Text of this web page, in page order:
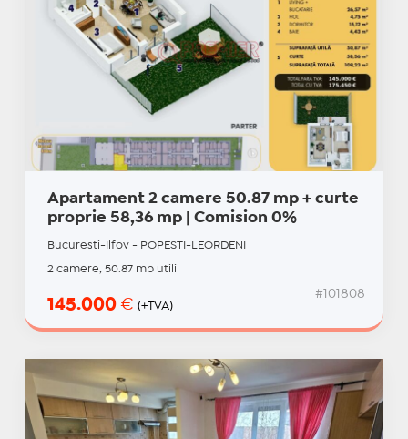
Apartament 2 camere 50.87 mp + curte
proprie 58,36 mp | Comision 0%
Bucuresti-Ilfov - POPESTI-LEORDENI
2 camere, 50.87 mp utili
145.000 € (+TVA)
#101808